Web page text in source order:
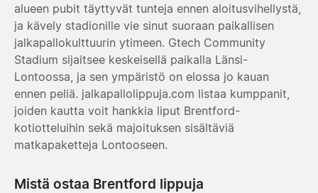
alueen pubit täyttyvät tunteja ennen aloitusvihellystä,
ja kävely stadionille vie sinut suoraan paikallisen
jalkapallokulttuurin ytimeen. Gtech Community
Stadium sijaitsee keskeisellä paikalla Länsi-
Lontoossa, ja sen ympäristö on elossa jo kauan
ennen peliä. jalkapallolippuja.com listaa kumppanit,
joiden kautta voit hankkia liput Brentford-
kotiotteluihin sekä majoituksen sisältäviä
matkapaketteja Lontooseen.
Mistä ostaa Brentford lippuja